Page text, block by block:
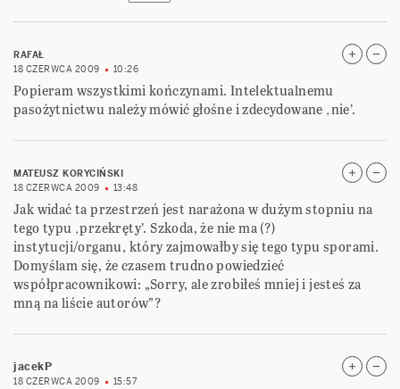
RAFAŁ
18 CZERWCA 2009
10:26
Popieram wszystkimi kończynami. Intelektualnemu
pasożytnictwu należy mówić głośne i zdecydowane ‚nie’.
MATEUSZ KORYCIŃSKI
18 CZERWCA 2009
13:48
Jak widać ta przestrzeń jest narażona w dużym stopniu na
tego typu ‚przekręty’. Szkoda, że nie ma (?)
instytucji/organu, który zajmowałby się tego typu sporami.
Domyślam się, że czasem trudno powiedzieć
współpracownikowi: „Sorry, ale zrobiłeś mniej i jesteś za
mną na liście autorów”?
jacekP
18 CZERWCA 2009 15:57